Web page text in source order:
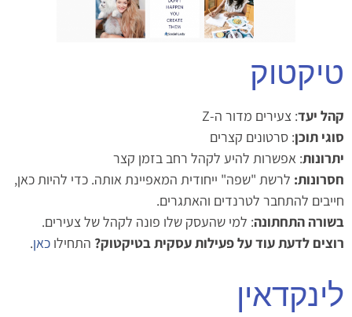
טיקטוק
קהל יעד: צעירים מדור ה-Z
סוגי תוכן: סרטונים קצרים
יתרונות: אפשרות להיע לקהל רחב בזמן קצר
חסרונות: לרשת "שפה" ייחודית המאפיינת אותה. כדי להיות כאן,
חייבים להתחבר לטרנדים והאתגרים.
בשורה התחתונה: למי שהעסק שלו פונה לקהל של צעירים.
רוצים לדעת עוד על פעילות עסקית בטיקטוק? התחילו כאן.
לינקדאין